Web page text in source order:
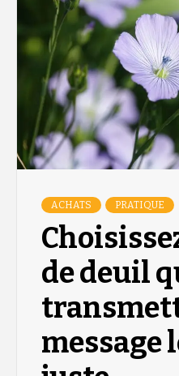
ACHATS PRATIQUE
de deuil
message